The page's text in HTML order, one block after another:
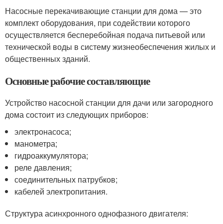
Насосные перекачивающие станции для дома — это
комплект оборудования, при содействии которого
осуществляется бесперебойная подача питьевой или
технической воды в систему жизнеобеспечения жилых и
общественных зданий.
Основные рабочие составляющие
Устройство насосной станции для дачи или загородного
дома состоит из следующих приборов:
электронасоса;
манометра;
гидроаккумулятора;
реле давления;
соединительных патрубков;
кабелей электропитания.
Структура асинхронного однофазного двигателя: